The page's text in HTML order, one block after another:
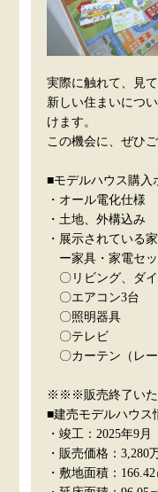
実際に触れて、見
新しい住まいにつ
けます。
この機会に、ぜひ
■モデルハウス購入
・オール電化仕様
・土地、外構込み
・展示されている
ー家具・家電セ
〇リビング、ダ
〇エアコン3台
〇照明器具
〇テレビ
〇カーテン（レー
※※※販売終了い
■建売モデルハウス
・竣工：2025年9月
・販売価格：3,280
・敷地面積：166.42